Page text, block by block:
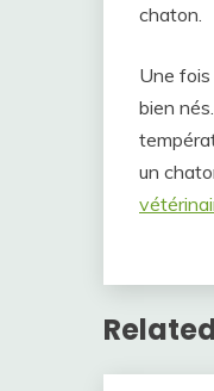
chaton.
Une fois
bien
un